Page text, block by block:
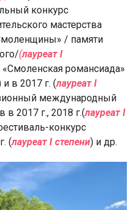
конкурс
мастерства
/ памяти
(лауреат I
романсиада»
и в 2017 г. (лауреат I
международный
в 2017 г., 2018 г.(лауреат I
конкурс
(лауреат I степени) и др.